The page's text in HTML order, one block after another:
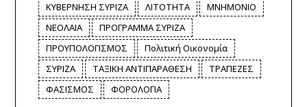
ΚΥΒΕΡΝΗΣΗ ΣΥΡΙΖΑ
ΛΙΤΟΤΗΤΑ
ΜΝΗΜΟΝΙΟ
ΝΕΟΛΑΙΑ
ΠΡΟΓΡΑΜΜΑ ΣΥΡΙΖΑ
ΠΡΟΥΠΟΛΟΓΙΣΜΟΣ
Πολιτική Οικονομία
ΣΥΡΙΖΑ
ΤΑΞΙΚΗ ΑΝΤΙΠΑΡΑΘΕΣΗ
ΤΡΑΠΕΖΕΣ
ΦΑΣΙΣΜΟΣ
ΦΟΡΟΛΟΓΙΑ